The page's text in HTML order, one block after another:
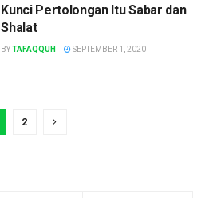
Kunci Pertolongan Itu Sabar dan
Shalat
BYTAFAQQUH SEPTEMBER 1, 2020
2